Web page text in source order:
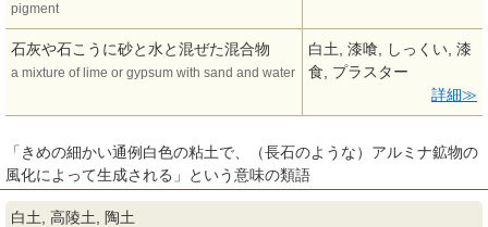
pigment
石灰や石こうに砂と水と混ぜた混合物
a mixture of lime or gypsum with sand and water
白土, 漆喰, しっくい, 漆
食, プラスター
詳細
「きめの細かい通例白色の粘土で、（長石のような）アルミナ鉱物の
風化によって生成される」という意味の類語
白土, 高陵土, 陶土